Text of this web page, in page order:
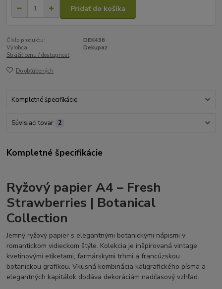
Pridať do košíka
Číslo produktu:
DEK436
Výrobca:
Dekupaz
Strážiť cenu / dostupnosť
Do obľúbených
Kompletné špecifikácie
Súvisiaci tovar 2
Kompletné špecifikácie
Ryžový papier A4 – Fresh
Strawberries | Botanical
Collection
Jemný ryžový papier s elegantnými botanickými nápismi v
romantickom vidieckom štýle. Kolekcia je inšpirovaná vintage
kvetinovými etiketami, farmárskymi trhmi a francúzskou
botanickou grafikou. Vkusná kombinácia kaligrafického písma a
elegantných kapitálok dodáva dekoráciám nadčasový vzhľad.